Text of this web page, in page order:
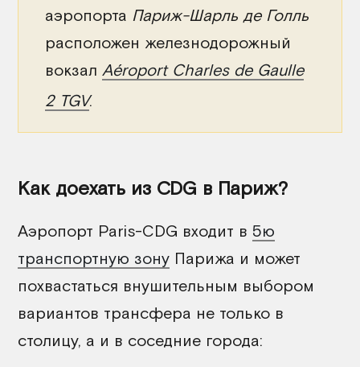
аэропорта Париж-Шарль де Голль
расположен железнодорожный
вокзал Aéroport Charles de Gaulle
2 TGV.
Как доехать из CDG в Париж?
Аэропорт Paris-CDG входит в 5ю
транспортную зону Парижа и может
похвастаться внушительным выбором
вариантов трансфера не только в
столицу, а и в соседние города: